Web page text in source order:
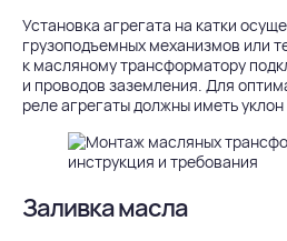
Установка агрегата на катки
грузоподъемных механизмов или
к масляному трансформатору
и проводов заземления. Для
реле агрегаты должны иметь уклон
Заливка масла